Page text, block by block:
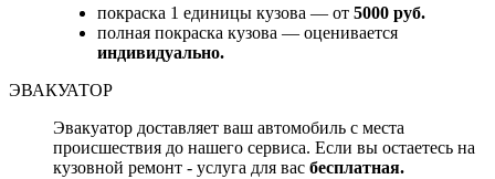
покраска 1 единицы кузова — от 5000 руб.
полная покраска кузова — оценивается
индивидуально.
ЭВАКУАТОР
Эвакуатор доставляет ваш автомобиль с места
происшествия до нашего сервиса. Если вы остаетесь на
кузовной ремонт - услуга для вас бесплатная.